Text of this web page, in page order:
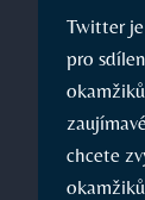
Twitter
pro
chcete